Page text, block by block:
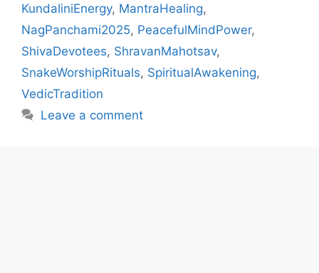
KundaliniEnergy, MantraHealing,
NagPanchami2025, PeacefulMindPower,
ShivaDevotees, ShravanMahotsav,
SnakeWorshipRituals, SpiritualAwakening,
VedicTradition
Leave a comment